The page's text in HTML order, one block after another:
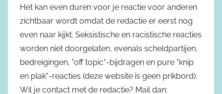
Het kan even duren voor je reactie voor anderen
zichtbaar wordt omdat de redactie er eerst nog
even naar kijkt. Seksistische en racistische reacties
worden niet doorgelaten, evenals scheldpartijen,
bedreigingen, "off topic"-bijdragen en pure "knip
en plak"-reacties (deze website is geen prikbord).
Wil je contact met de redactie? Mail dan: